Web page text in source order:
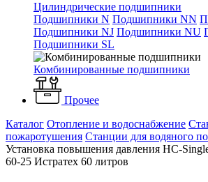
Цилиндрические подшипники
Подшипники N Подшипники NN
Подшипники NJ Подшипники NU
Подшипники SL
Комбинированные подшипники
Прочее
Каталог Отопление и водоснабжение
пожаротушения Станции для водяного
Установка повышения давления HC-
60-25 Истратех 60 литров